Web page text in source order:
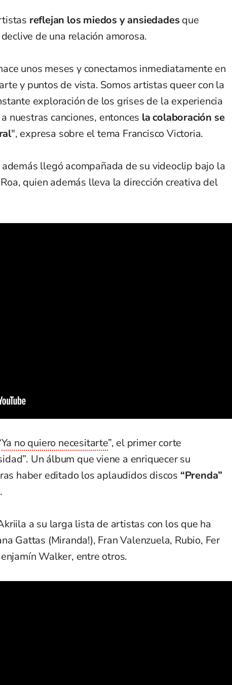
reflejan los miedos y ansiedades que
de una relación amorosa.
unos meses y conectamos inmediatamente en
y puntos de vista. Somos artistas queer con la
exploración de los grises de la experiencia
nuestras canciones, entonces la colaboración se
", expresa sobre el tema Francisco Victoria.
llegó acompañada de su videoclip bajo la
quien además lleva la dirección creativa del
Ya no quiero necesitarte”, el primer corte
Un álbum que viene a enriquecer su
haber editado los aplaudidos discos “Prenda”
.
a su larga lista de artistas con los que ha
Gattas (Miranda!), Fran Valenzuela, Rubio, Fer
Walker, entre otros.